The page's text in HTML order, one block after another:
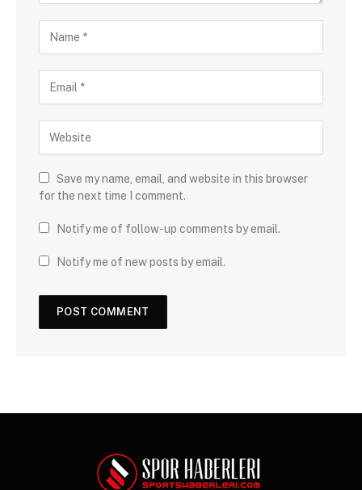
Save my name, email, and website in this browser
for the next time I comment.
Notify me of follow-up comments by email.
Notify me of new posts by email.